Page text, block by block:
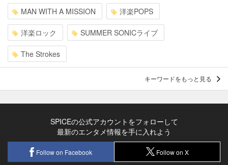
MAN WITH A MISSION 洋楽POPS
洋楽ロック SUMMER SONICライブ
The Strokes
キーワードをもっと見る
SPICEの公式アカウントをフォローして
最新のエンタメ情報を手に入れよう
Follow on Facebook Follow on X